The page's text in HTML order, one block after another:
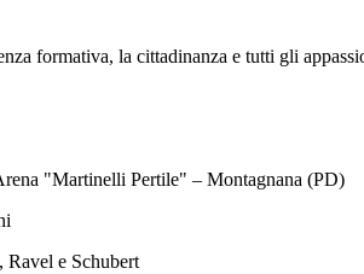
formativa, la cittadinanza e tutti gli
"Martinelli Pertile" – Montagnana (PD)
Ravel e Schubert